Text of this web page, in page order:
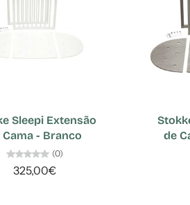
Sleepi Extensão
Cama - Branco
(0)
325,00€
de